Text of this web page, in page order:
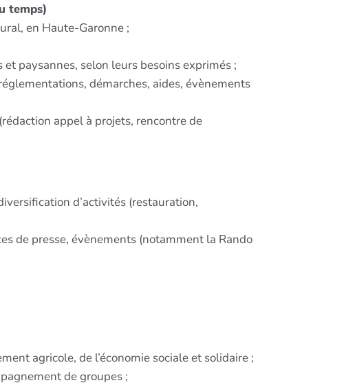
temps)
en Haute-Garonne ;
paysannes, selon leurs besoins exprimés ;
démarches, aides, évènements
appel à projets, rencontre de
d’activités (restauration,
de presse, évènements (notamment la Rando
agricole, de l’économie sociale et solidaire ;
de groupes ;